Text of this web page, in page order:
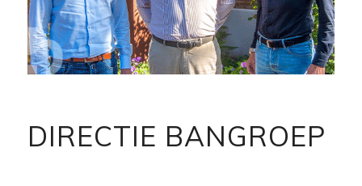
DIRECTIE BANGROEP